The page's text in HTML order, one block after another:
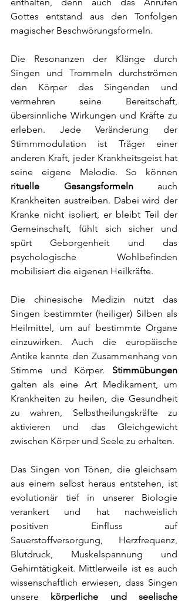
enthalten, denn auch das Anrufen
Gottes entstand aus den Tonfolgen
magischer Beschwörungsformeln.
Die Resonanzen der Klänge durch
Singen und Trommeln durchströmen
den Körper des Singenden und
vermehren seine Bereitschaft,
übersinnliche Wirkungen und Kräfte zu
erleben. Jede Veränderung der
Stimmmodulation ist Träger einer
anderen Kraft, jeder Krankheitsgeist hat
rituelle Gesangsformeln auch
Krankheiten austreiben. Dabei wird der
Kranke nicht isoliert, er bleibt Teil der
Gemeinschaft, fühlt sich sicher und
spürt Geborgenheit und das
psychologische Wohlbefinden
mobilisiert die eigenen Heilkräfte.
Die chinesische Medizin nutzt das
Singen bestimmter (heiliger) Silben als
Heilmittel, um auf bestimmte Organe
einzuwirken. Auch die europäische
Antike kannte den Zusammenhang von
Stimme und Körper. Stimmübungen
galten als eine Art Medikament, um
Krankheiten zu heilen, die Gesundheit
zu wahren, Selbstheilungskräfte zu
aktivieren und das Gleichgewicht
zwischen Körper und Seele zu erhalten.
Das Singen von Tönen, die gleichsam
aus einem selbst heraus entstehen, ist
evolutionär tief in unserer Biologie
verankert und hat nachweislich
positiven Einfluss auf
Sauerstoffversorgung, Herzfrequenz,
Blutdruck, Muskelspannung und
Gehirntätigkeit. Mittlerweile ist es auch
wissenschaftlich erwiesen, dass Singen
unsere körperliche und seelische